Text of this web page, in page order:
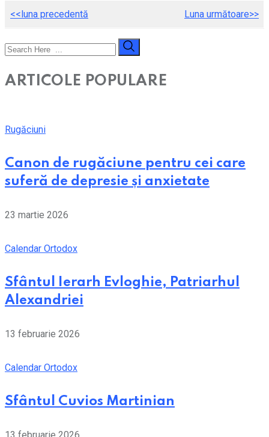
<<luna precedentă Luna următoare>>
ARTICOLE POPULARE
Rugăciuni
Canon de rugăciune pentru cei care
suferă de depresie și anxietate
23 martie 2026
Calendar Ortodox
Sfântul Ierarh Evloghie, Patriarhul
Alexandriei
13 februarie 2026
Calendar Ortodox
Sfântul Cuvios Martinian